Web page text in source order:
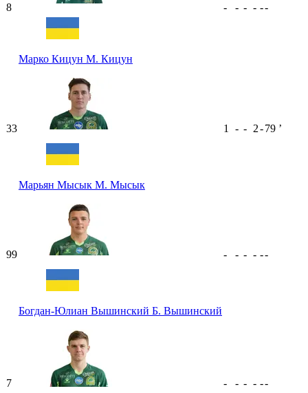
8
Марко Кицун М. Кицун
- - - - --
33
Марьян Мысык М. Мысык
1 - - 2-79 ʼ
99
Богдан-Юлиан Вышинский Б. Вышинский
- - - - --
7 - - - - --